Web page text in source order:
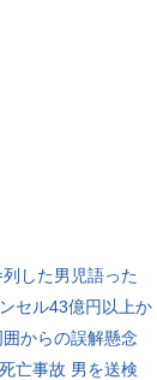
した男児語った
セル43億円以上か
からの誤解懸念
亡事故 男を送検